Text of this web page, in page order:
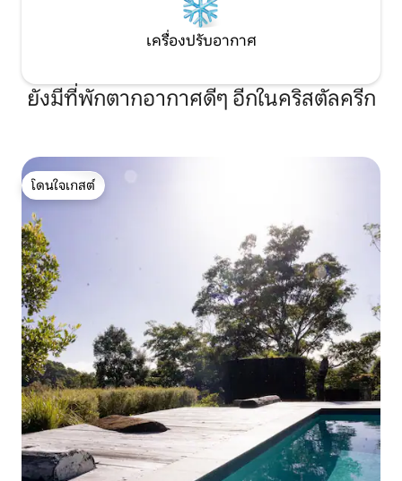
เครื่องปรับอากาศ
ยังมีที่พักตากอากาศดีๆ อีกในคริสตัลครีก
โดนใจเกสต์
โดนใจเกสต์